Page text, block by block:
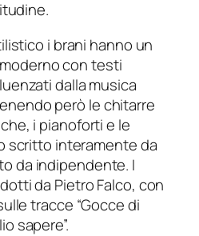
i brani hanno un
con testi
dalla musica
però le chitarre
i pianoforti e le
scritto interamente da
da indipendente. I
da Pietro Falco, con
tracce “Gocce di
sapere”.